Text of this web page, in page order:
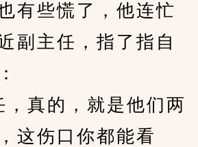
有些慌了，他连忙
副主任，指了指自
真的，就是他们两
这伤口你都能看